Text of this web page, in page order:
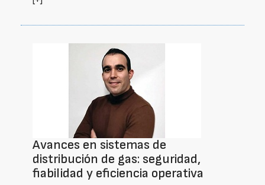
Avances en sistemas de
distribución de gas: seguridad,
fiabilidad y eficiencia operativa